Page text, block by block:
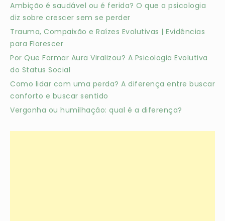
Ambição é saudável ou é ferida? O que a psicologia
diz sobre crescer sem se perder
Trauma, Compaixão e Raízes Evolutivas | Evidências
para Florescer
Por Que Farmar Aura Viralizou? A Psicologia Evolutiva
do Status Social
Como lidar com uma perda? A diferença entre buscar
conforto e buscar sentido
Vergonha ou humilhação: qual é a diferença?